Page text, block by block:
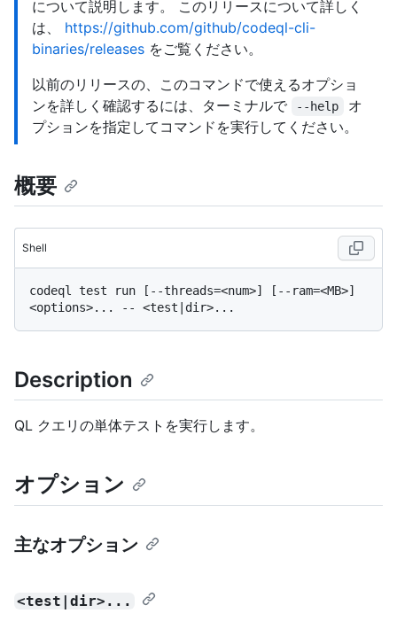
について説明します。 このリリースについて詳しく
は、 https://github.com/github/codeql-cli-
binaries/releases をご覧ください。
以前のリリースの、このコマンドで使えるオプショ
ンを詳しく確認するには、ターミナルで
--help
オ
プションを指定してコマンドを実行してください。
概要
Shell
codeql test run [--threads=<num>] [--ram=<MB>]
Description
QL クエリの単体テストを実行します。
オプション
主なオプション
<test|dir>...